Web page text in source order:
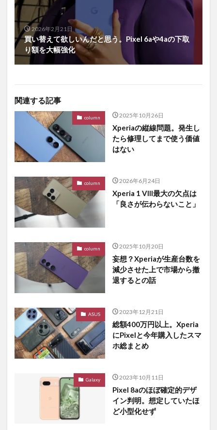
2026年2月21日
買い替えて欲しいんだと思う。Pixel 6aや4aの下取
り額を大幅強化
関連する記事
column 2025年10月26日
Xperiaの縦線問題。発生し
たら修理してまで使う価値
はない
column 2026年6月24日
Xperia 1 VIII最大の欠点は
「良さが伝わらないこと」
column 2025年10月20日
妄想？Xperiaが生産台数を
減少させた上で市場から撤
退するとの話
ASUS 2023年12月21日
総額400万円以上。Xperia
にPixelと今年購入したスマ
ホ総まとめ
Galaxy 2023年10月11日
Pixel 8aのほぼ確定的デザ
イン判明。想定していたほ
ど小型化せず